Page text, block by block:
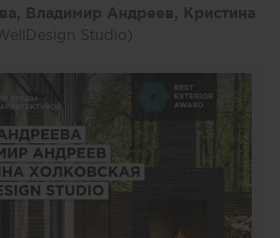
Владимир Андреев, Кристина
Studio)